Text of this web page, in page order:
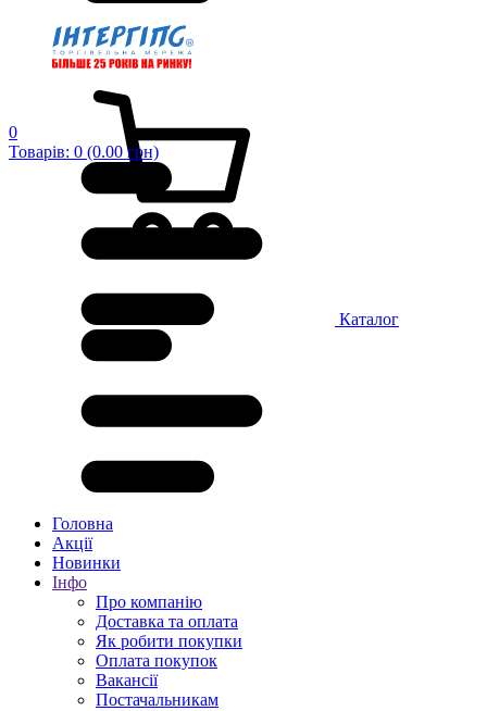
0
Товарів: 0 (0.00 грн)
Каталог
Головна
Акції
Новинки
Інфо
Про компанію
Доставка та оплата
Як робити покупки
Оплата покупок
Вакансії
Постачальникам